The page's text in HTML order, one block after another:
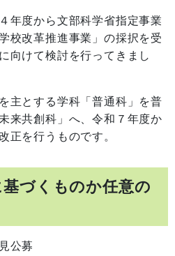
年度から文部科学省指定事業
校改革推進事業」の採択を受
向けて検討を行ってきまし
主とする学科「普通科」を普
来共創科」へ、令和７年度か
正を行うものです。
づくものか任意の
公募